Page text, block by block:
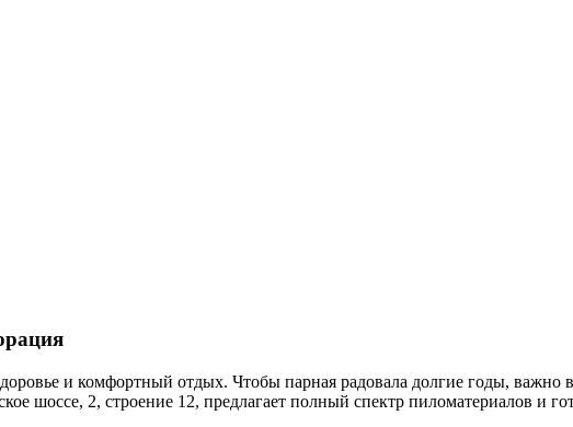
и комфортный отдых. Чтобы парная радовала долгие годы,
шоссе, 2, строение 12, предлагает полный спектр пиломатериалов и